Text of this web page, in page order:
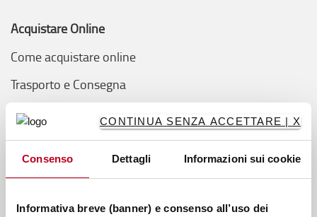
CONTINUA SENZA ACCETTARE | X
Consenso Dettagli Informazioni sui cookie
Informativa breve (banner) e consenso all’uso dei
Acquistare Online
Come acquistare online
Trasporto e Consegna
Pagamento
Domande frequenti
Guide
Guida sul transpallet manuale